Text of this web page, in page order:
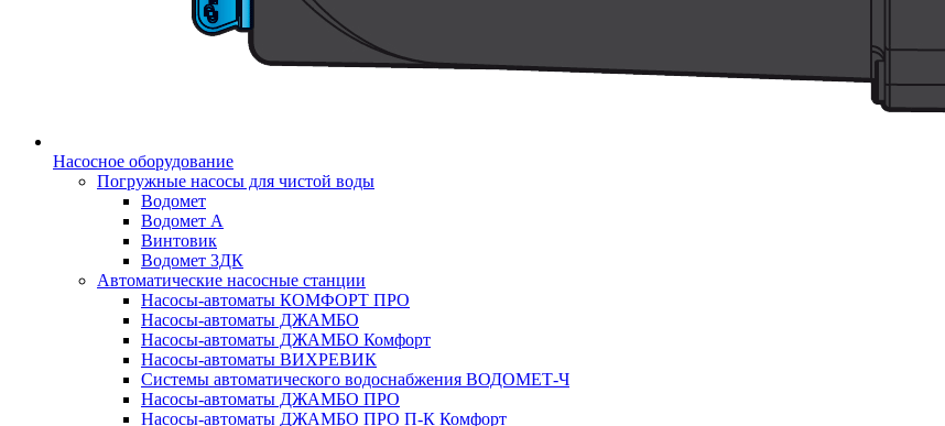
Насосное оборудование
Погружные насосы для чистой воды
Водомет
Водомет А
Винтовик
Водомет 3ДК
Автоматические насосные станции
Насосы-автоматы КОМФОРТ ПРО
Насосы-автоматы ДЖАМБО
Насосы-автоматы ДЖАМБО Комфорт
Насосы-автоматы ВИХРЕВИК
Системы автоматического водоснабжения ВОДОМЕТ-Ч
Насосы-автоматы ДЖАМБО ПРО
Насосы-автоматы ДЖАМБО ПРО П-К Комфорт